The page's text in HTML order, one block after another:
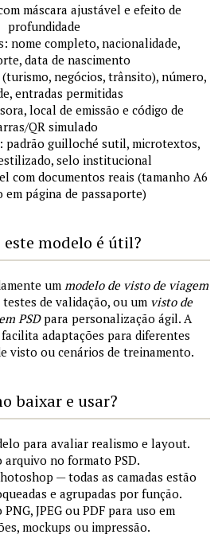
máscara ajustável e efeito de
profundidade
nome completo, nacionalidade,
data de nascimento
negócios, trânsito), número,
entradas permitidas
local de emissão e código de
QR simulado
padrão guilloché sutil, microtextos,
selo institucional
com documentos reais (tamanho A6
em página de passaporte)
este modelo é útil?
um modelo de visto de viagem
de validação, ou um visto de
PSDpara personalização ágil. A
adaptações para diferentes
visto ou cenários de treinamento.
baixar e usar?
para avaliar realismo e layout.
arquivo no formato PSD.
— todas as camadas estão
e agrupadas por função.
PNG, JPEG ou PDF para uso em
mockups ou impressão.